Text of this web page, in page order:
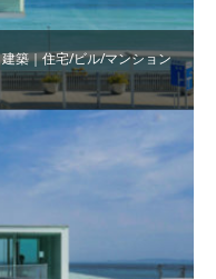
築｜住宅/ビル/マンション